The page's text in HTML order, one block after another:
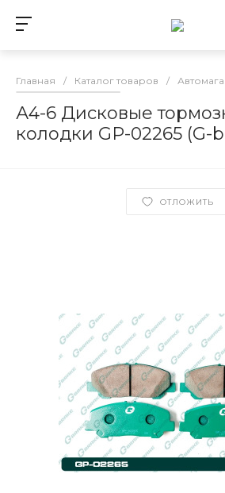
Главная / Каталог товаров /
А4-6 Дисковые
колодки GP-02265 (G-
ОТЛОЖИТЬ